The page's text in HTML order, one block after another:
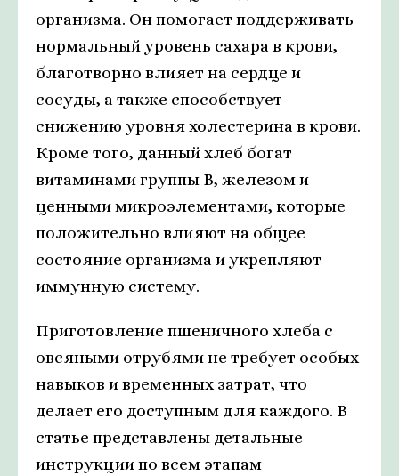
организма. Он помогает поддерживать
нормальный уровень сахара в крови,
благотворно влияет на сердце и
сосуды, а также способствует
снижению уровня холестерина в крови.
Кроме того, данный хлеб богат
витаминами группы В, железом и
ценными микроэлементами, которые
положительно влияют на общее
состояние организма и укрепляют
иммунную систему.
Приготовление пшеничного хлеба с
овсяными отрубями не требует особых
навыков и временных затрат, что
делает его доступным для каждого. В
статье представлены детальные
инструкции по всем этапам